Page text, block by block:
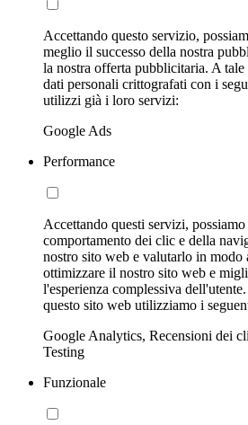
Accettando questo servizio,
meglio il successo della nostra
la nostra offerta pubblicitaria. A
dati personali crittografati con i
utilizzi già i loro servizi:
Google Ads
Performance
Accettando questi servizi,
comportamento dei clic e della
nostro sito web e valutarlo in modo
ottimizzare il nostro sito web e
l'esperienza complessiva
questo sito web utilizziamo i
Google Analytics, Recensioni dei
Testing
Funzionale